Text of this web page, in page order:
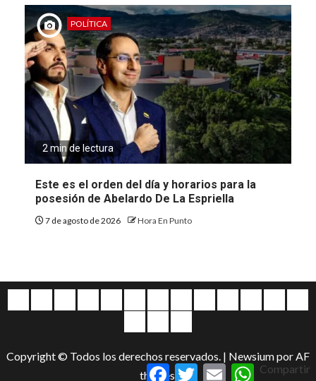
POLÍTICA
2 min de lectura
Este es el orden del día y horarios para la
posesión de Abelardo De La Espriella
7 de agosto de 2026 Hora En Punto
Entretenimiento
Copyright © Todos los derechos reservados. | Newsiumpor AF
themes.FacebookTwitterEmail WhatsApp
Compartir